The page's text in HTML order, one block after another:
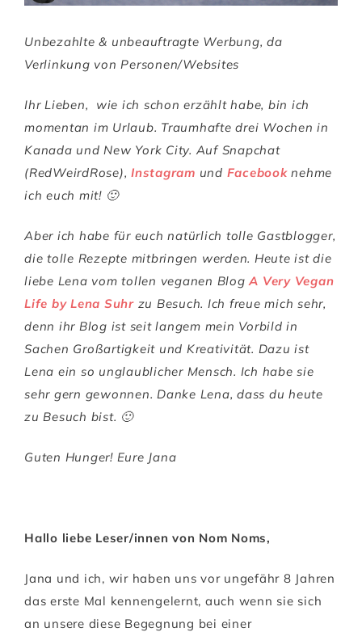
Unbezahlte & unbeauftragte Werbung, da
Verlinkung von Personen/Websites
Ihr Lieben,
wie ich schon erzählt habe, bin ich
momentan im Urlaub. Traumhafte drei Wochen in
Kanada und New York City. Auf Snapchat
(RedWeirdRose), Instagram und Facebooknehme
ich euch mit! 🙂
Aber ich habe für euch natürlich tolle Gastblogger,
die tolle Rezepte mitbringen werden. Heute ist die
liebe Lena vom tollen veganen BlogA Very Vegan
Life by Lena Suhrzu Besuch. Ich freue mich sehr,
denn ihr Blog ist seit langem mein Vorbild in
Sachen Großartigkeit und Kreativität. Dazu ist
Lena ein so unglaublicher Mensch. Ich habe sie
sehr gern gewonnen. Danke Lena, dass du heute
zu Besuch bist. 🙂
Guten Hunger! Eure Jana
Hallo liebe Leser/innen von Nom Noms,
Jana und ich, wir haben uns vor ungefähr 8 Jahren
das erste Mal kennengelernt, auch wenn sie sich
an unsere diese Begegnung bei einer